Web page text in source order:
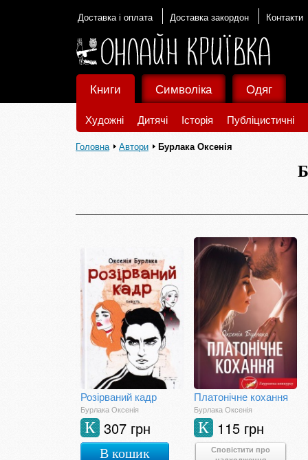
Доставка і оплата Доставка закордон Контакти
Книги
Художні Дитячі Історія Публіцистичні
Символіка Одяг
Головна Автори Бурлака Оксенія
Розірваний кадр
Бурлака Оксенія
307 грн
К
В кошик
Платонічне кохання
Бурлака Оксенія
115 грн
К
Сповістити про